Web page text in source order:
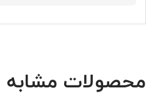
محصولات مشابه